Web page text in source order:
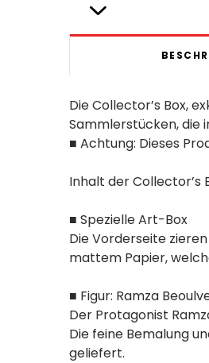
Die Collector’s Box,
Sammlerstücken, die
■ Achtung: Dieses
Inhalt der Collector’s
■ Spezielle Art-Box
Die Vorderseite
mattem Papier,
■ Figur: Ramza
Der Protagonist
Die feine Bemalung
geliefert.